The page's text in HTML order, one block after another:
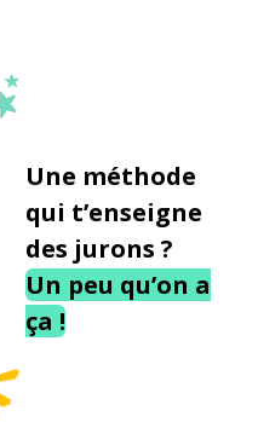
Une méthode
qui t’enseigne
des jurons ?
Un peu qu’on a
ça !